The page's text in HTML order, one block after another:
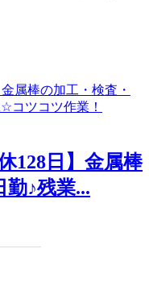
128日】金属棒
♪残業...